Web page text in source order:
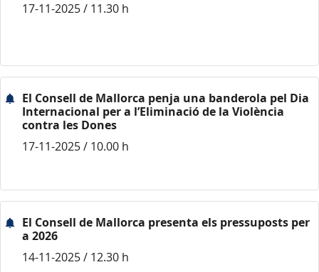
17-11-2025 / 11.30 h
El Consell de Mallorca penja una banderola pel Dia
Internacional per a l’Eliminació de la Violència
contra les Dones
17-11-2025 / 10.00 h
El Consell de Mallorca presenta els pressuposts per
a 2026
14-11-2025 / 12.30 h